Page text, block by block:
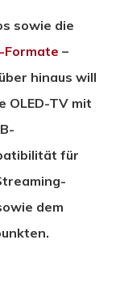
sowie die
Formate –
hinaus will
OLED-TV mit
für
dem